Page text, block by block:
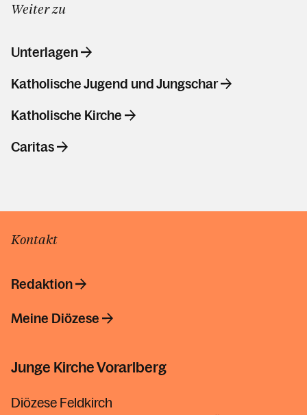
Weiter zu
Unterlagen
Katholische Jugend und Jungschar
Katholische Kirche
Caritas
Kontakt
Redaktion
Meine Diözese
Junge Kirche Vorarlberg
Diözese Feldkirch